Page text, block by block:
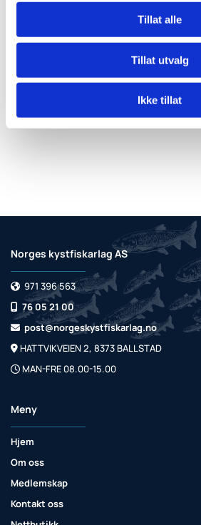
Tillat alle
Tillat utvalg
Ikke tillat
Norges kystfiskarlag AS
 971 396 563
76 05 21 00
 post@norgeskystfiskarlag.no
 HATTVIKVEIEN 2, 8373 BALLSTAD
 MAN-FRE 08.00-15.00
Meny
Hjem
Om oss
Medlemskap
Kontakt oss